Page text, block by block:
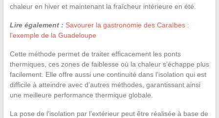
chaleur en hiver et maintenant la fraîcheur intérieure en été.
Lire également : Savourer la gastronomie des Caraïbes :
l'exemple de la Guadeloupe
Cette méthode permet de traiter efficacement les ponts
thermiques, ces zones de faiblesse où la chaleur s’échappe plus
facilement. Elle offre aussi une continuité dans l’isolation qui est
difficile à atteindre avec d’autres méthodes, garantissant ainsi
une meilleure performance thermique globale.
La pose de l’isolation par l’extérieur peut être réalisée à base de